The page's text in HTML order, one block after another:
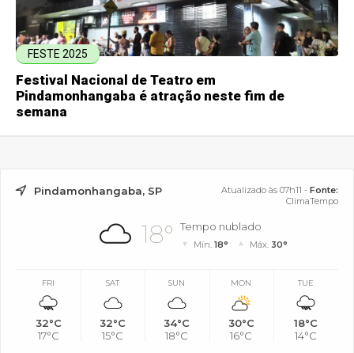
FESTE 2025
Festival Nacional de Teatro em
Pindamonhangaba é atração neste fim de
semana
Pindamonhangaba, SP Atualizado às 07h11 - Fonte:
ClimaTempo
18° Tempo nublado
Mín.18° Máx. 30°
FRI
32°C
17°C
SAT
32°C
15°C
SUN
34°C
18°C
MON
30°C
16°C
TUE
18°C
14°C